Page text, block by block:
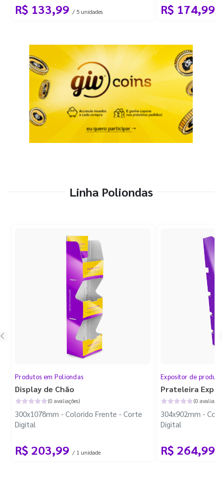
R$ 133,99 / 5 unidades R$ 174,99
Linha Poliondas
Produtos em Poliondas
Display de Chão
(0 avaliações)
300x1078mm - Colorido Frente - Corte
Digital
R$ 203,99 / 1 unidade
Expositor de
Prateleira
(0
304x902mm -
Digital
R$ 264,99